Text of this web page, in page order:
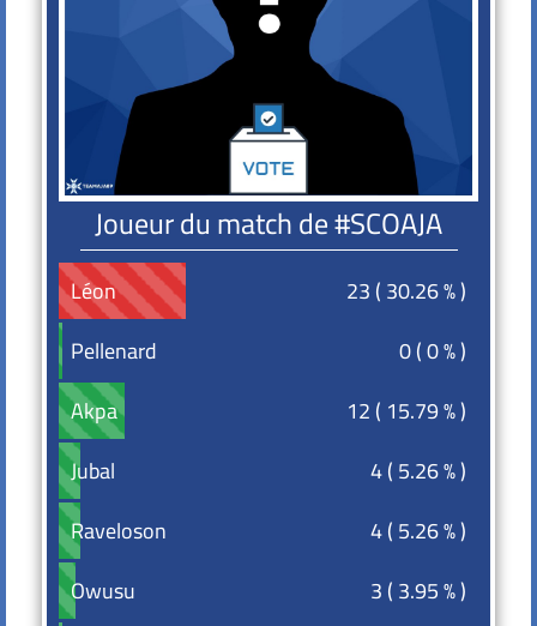
Joueur du match de #SCOAJA
Léon
Léon
23 ( 30.26 % )
Pellenard
Pellenard
0 ( 0 % )
Akpa
Akpa
12 ( 15.79 % )
Jubal
Jubal
4 ( 5.26 % )
Raveloson
Raveloson
4 ( 5.26 % )
Owusu
Owusu
3 ( 3.95 % )